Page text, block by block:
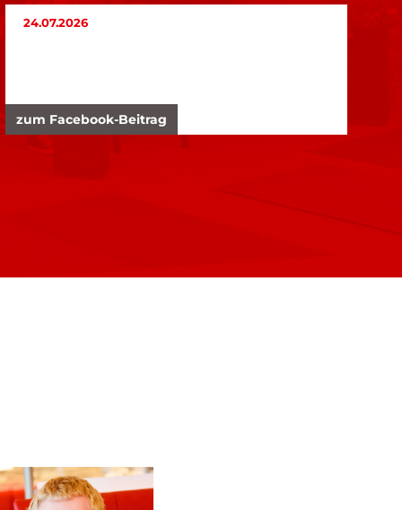
24.07.2026
zum Facebook-Beitrag